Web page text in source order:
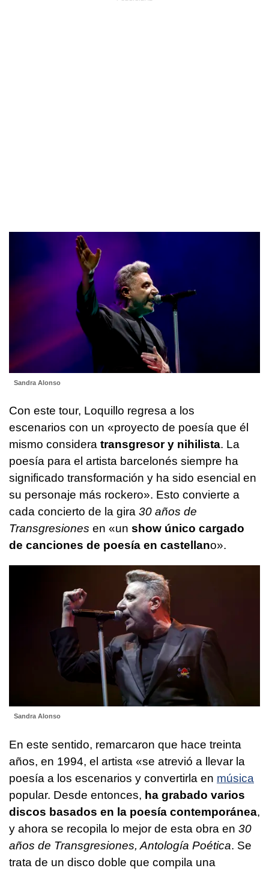
Sandra Alonso
Con este tour, Loquillo regresa a los
escenarios con un «proyecto de poesía que él
mismo considera transgresor y nihilista. La
poesía para el artista barcelonés siempre ha
significado transformación y ha sido esencial en
su personaje más rockero». Esto convierte a
cada concierto de la gira 30 años de
Transgresiones en «un show único cargado
de canciones de poesía en castellano».
Sandra Alonso
En este sentido, remarcaron que hace treinta
años, en 1994, el artista «se atrevió a llevar la
poesía a los escenarios y convertirla en música
popular. Desde entonces, ha grabado varios
discos basados en la poesía contemporánea,
y ahora se recopila lo mejor de esta obra en 30
años de Transgresiones, Antología Poética. Se
trata de un disco doble que compila una